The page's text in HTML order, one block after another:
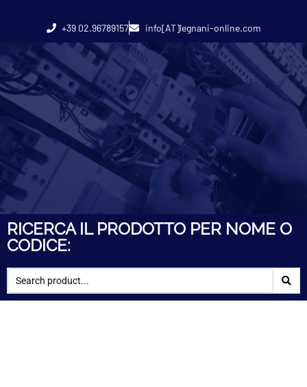
+39 02.96789157 info[AT]legnani-online.com
RICERCA IL PRODOTTO PER NOME O
CODICE: